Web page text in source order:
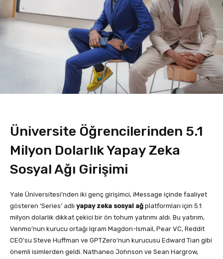
Üniversite Öğrencilerinden 5.1
Milyon Dolarlık Yapay Zeka
Sosyal Ağı Girişimi
Yale Üniversitesi’nden iki genç girişimci, iMessage içinde faaliyet
gösteren ‘Series’ adlı yapay zeka sosyal ağ platformları için 5.1
milyon dolarlık dikkat çekici bir ön tohum yatırımı aldı. Bu yatırım,
Venmo’nun kurucu ortağı Iqram Magdon-Ismail, Pear VC, Reddit
CEO’su Steve Huffman ve GPTZero’nun kurucusu Edward Tian gibi
önemli isimlerden geldi. Nathaneo Johnson ve Sean Hargrow,